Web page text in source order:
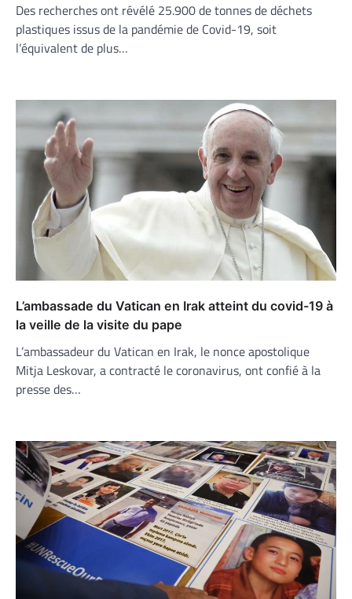
Des recherches ont révélé 25.900 de tonnes de déchets
plastiques issus de la pandémie de Covid-19, soit
l’équivalent de plus…
L’ambassade du Vatican en Irak atteint du covid-19 à
la veille de la visite du pape
L’ambassadeur du Vatican en Irak, le nonce apostolique
Mitja Leskovar, a contracté le coronavirus, ont confié à la
presse des…